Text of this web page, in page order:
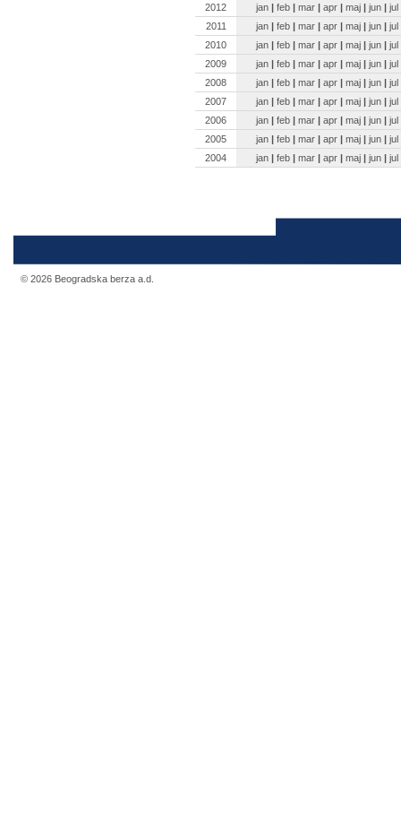
2012
jan | feb | mar | apr | maj | jun | jul
2011
jan | feb | mar | apr | maj | jun | jul
2010
jan | feb | mar | apr | maj | jun | jul
2009
jan | feb | mar | apr | maj | jun | jul
2008
jan | feb | mar | apr | maj | jun | jul
2007
jan | feb | mar | apr | maj | jun | jul
2006
jan | feb | mar | apr | maj | jun | jul
2005
jan | feb | mar | apr | maj | jun | jul
2004
jan | feb | mar | apr | maj | jun | jul
© 2026 Beogradska berza a.d.